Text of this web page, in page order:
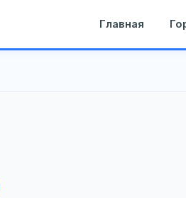
Главная